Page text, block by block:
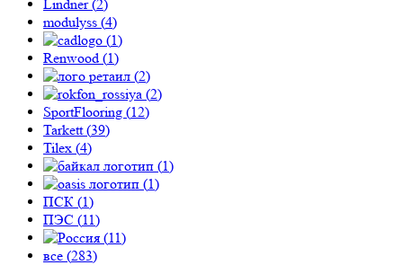
Lindner (2)
modulyss (4)
(1)
Renwood (1)
(2)
(2)
SportFlooring (12)
Tarkett (39)
Tilex (4)
(1)
(1)
ПСК (1)
ПЭС (11)
(11)
все (283)